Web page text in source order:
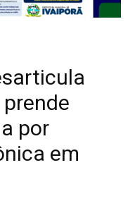
por
em